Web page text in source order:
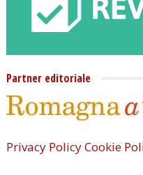
Partner editoriale
Privacy PolicyCookie